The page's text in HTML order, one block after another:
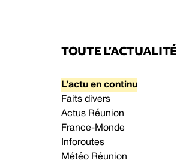
TOUTE L’ACTUALITÉ
L’actu en continu
Faits divers
Actus Réunion
France-Monde
Inforoutes
Météo Réunion